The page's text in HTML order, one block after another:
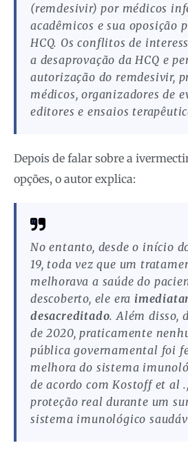
(remdesivir) por médicos
acadêmicos e sua oposição
HCQ. Os conflitos de
a desaprovação da HCQ e
autorização do remdesivir,
médicos, organizadores de
editores e ensaios
Depois de falar sobre a
opções, o autor explica:
No entanto, desde o início
19, toda vez que um
melhorava a saúde do
descoberto, ele era
desacreditado. Além disso,
de 2020, praticamente
pública governamental foi
melhora do sistema
de acordo com Kostoff et al
proteção real durante um
sistema imunológico